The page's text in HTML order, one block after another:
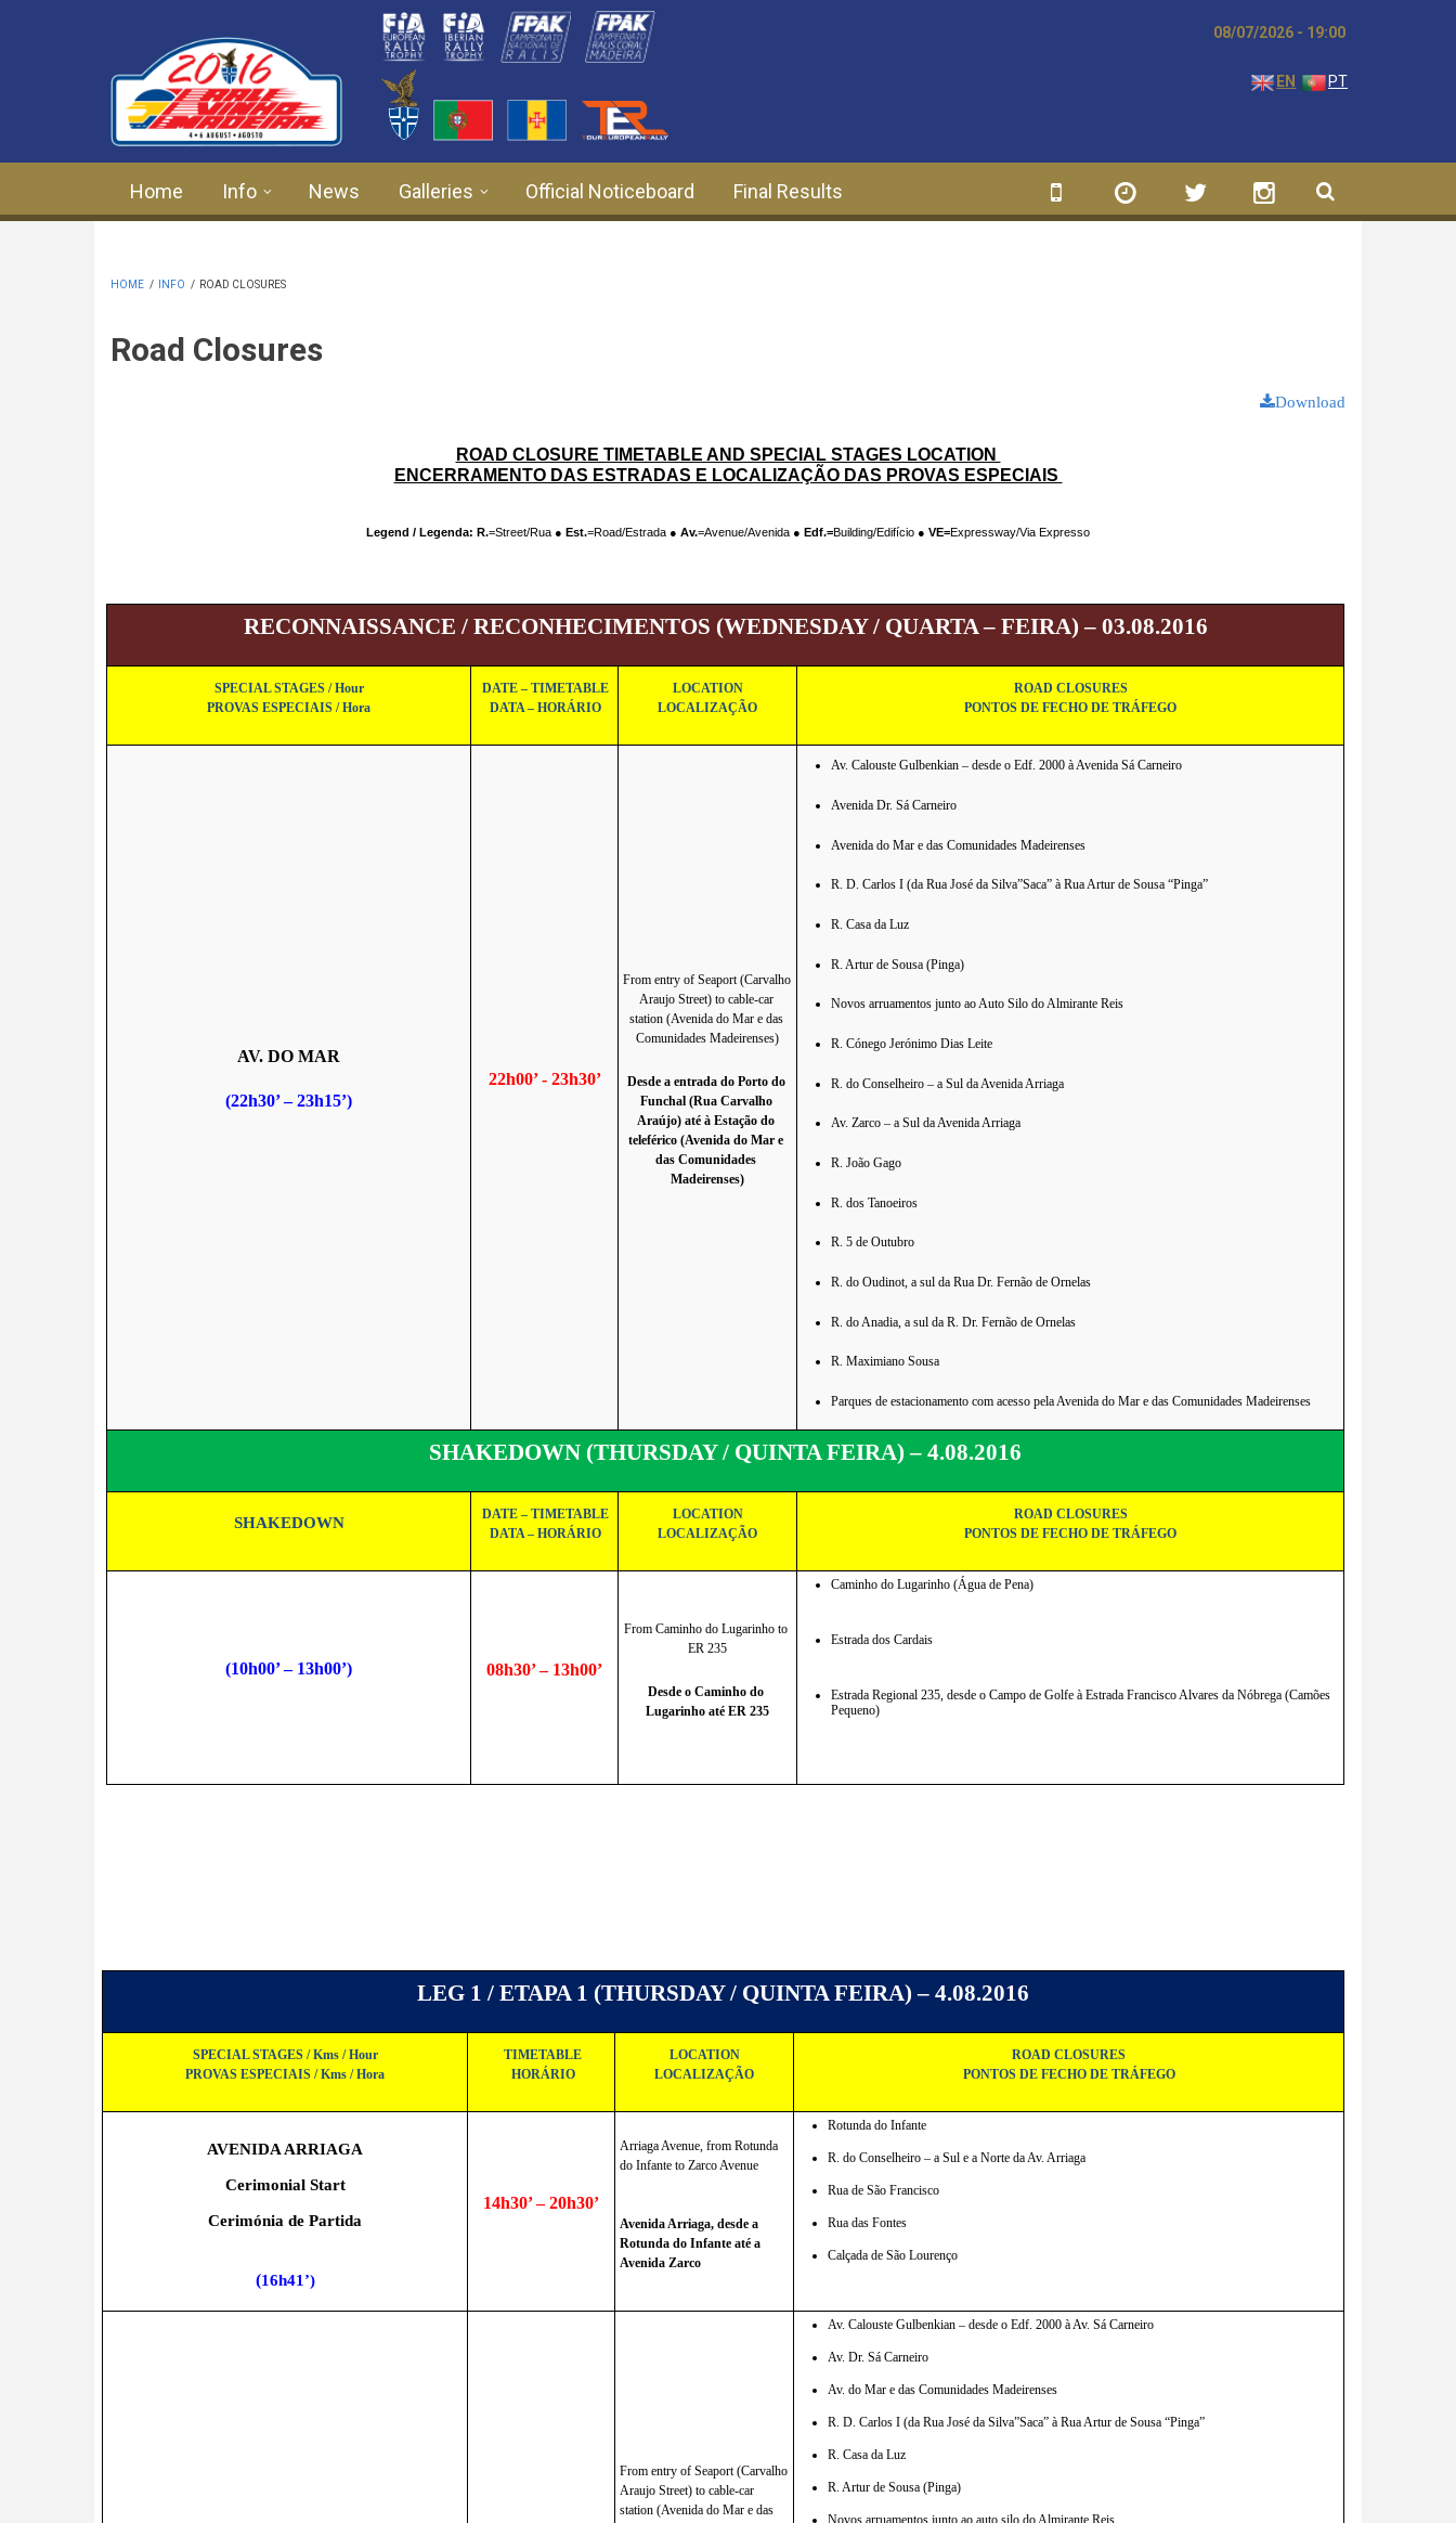
08/07/2026 - 19:00
EN PT
Home Info News Galleries Official Noticeboard Final Results
HOME / INFO / ROAD CLOSURES
Road Closures
Download
ROAD CLOSURE TIMETABLE AND SPECIAL STAGES LOCATION
ENCERRAMENTO DAS ESTRADAS E LOCALIZAÇÃO DAS PROVAS ESPECIAIS
Legend / Legenda: R.=Street/Rua ● Est.=Road/Estrada ● Av.=Avenue/Avenida ● Edf.=Building/Edifício ● VE=Expressway/Via Expresso
RECONNAISSANCE / RECONHECIMENTOS (WEDNESDAY / QUARTA – FEIRA) – 03.08.2016
SPECIAL STAGES / Hour
PROVAS ESPECIAIS / Hora
DATE – TIMETABLE
DATA – HORÁRIO
LOCATION
LOCALIZAÇÃO
ROAD CLOSURES
PONTOS DE FECHO DE TRÁFEGO
AV. DO MAR
(22h30’ – 23h15’)
22h00’ - 23h30’
From entry of Seaport (Carvalho
Araujo Street) to cable-car
station (Avenida do Mar e das
Comunidades Madeirenses)
Desde a entrada do Porto do
Funchal (Rua Carvalho
Araújo) até à Estação do
teleférico (Avenida do Mar e
das Comunidades
Madeirenses)
Av. Calouste Gulbenkian – desde o Edf. 2000 à Avenida Sá Carneiro
Avenida Dr. Sá Carneiro
Avenida do Mar e das Comunidades Madeirenses
R. D. Carlos I (da Rua José da Silva”Saca” à Rua Artur de Sousa “Pinga”
R. Casa da Luz
R. Artur de Sousa (Pinga)
Novos arruamentos junto ao Auto Silo do Almirante Reis
R. Cónego Jerónimo Dias Leite
R. do Conselheiro – a Sul da Avenida Arriaga
Av. Zarco – a Sul da Avenida Arriaga
R. João Gago
R. dos Tanoeiros
R. 5 de Outubro
R. do Oudinot, a sul da Rua Dr. Fernão de Ornelas
R. do Anadia, a sul da R. Dr. Fernão de Ornelas
R. Maximiano Sousa
Parques de estacionamento com acesso pela Avenida do Mar e das Comunidades Madeirenses
SHAKEDOWN (THURSDAY / QUINTA FEIRA) – 4.08.2016
SHAKEDOWN
DATE – TIMETABLE
DATA – HORÁRIO
LOCATION
LOCALIZAÇÃO
ROAD CLOSURES
PONTOS DE FECHO DE TRÁFEGO
(10h00’ – 13h00’) 08h30’ – 13h00’
From Caminho do Lugarinho to
ER 235
Desde o Caminho do
Lugarinho até ER 235
Caminho do Lugarinho (Água de Pena)
Estrada dos Cardais
Estrada Regional 235, desde o Campo de Golfe à Estrada Francisco Alvares da Nóbrega (Camões
Pequeno)
LEG 1 / ETAPA 1 (THURSDAY / QUINTA FEIRA) – 4.08.2016
SPECIAL STAGES / Kms / Hour
PROVAS ESPECIAIS / Kms / Hora
TIMETABLE
HORÁRIO
LOCATION
LOCALIZAÇÃO
ROAD CLOSURES
PONTOS DE FECHO DE TRÁFEGO
AVENIDA ARRIAGA
Cerimonial Start
Cerimónia de Partida
(16h41’)
14h30’ – 20h30’
Arriaga Avenue, from Rotunda
do Infante to Zarco Avenue
Avenida Arriaga, desde a
Rotunda do Infante até a
Avenida Zarco
Rotunda do Infante
R. do Conselheiro – a Sul e a Norte da Av. Arriaga
Rua de São Francisco
Rua das Fontes
Calçada de São Lourenço
From entry of Seaport (Carvalho
Araujo Street) to cable-car
station (Avenida do Mar e das
Av. Calouste Gulbenkian – desde o Edf. 2000 à Av. Sá Carneiro
Av. Dr. Sá Carneiro
Av. do Mar e das Comunidades Madeirenses
R. D. Carlos I (da Rua José da Silva”Saca” à Rua Artur de Sousa “Pinga”
R. Casa da Luz
R. Artur de Sousa (Pinga)
Novos arruamentos junto ao auto silo do Almirante Reis